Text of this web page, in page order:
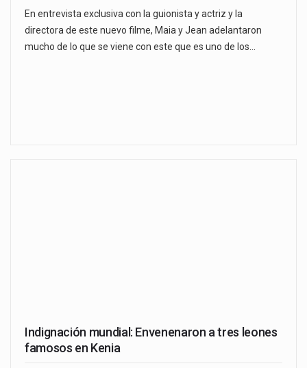
En entrevista exclusiva con la guionista y actriz y la
directora de este nuevo filme, Maia y Jean adelantaron
mucho de lo que se viene con este que es uno de los…
Indignación mundial: Envenenaron a tres leones
famosos en Kenia